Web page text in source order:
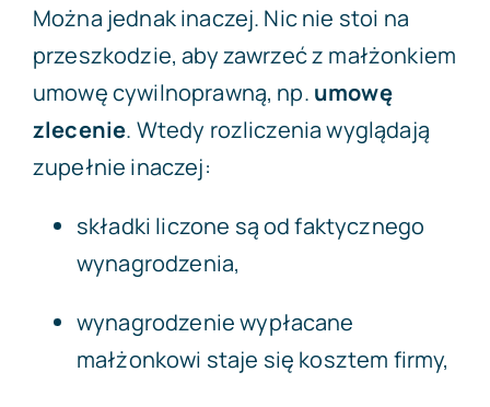
Można jednak inaczej. Nic nie stoi na
przeszkodzie, aby zawrzeć z małżonkiem
umowę cywilnoprawną, np. umowę
zlecenie. Wtedy rozliczenia wyglądają
zupełnie inaczej:
składki liczone są od faktycznego
wynagrodzenia,
wynagrodzenie wypłacane
małżonkowi staje się kosztem firmy,